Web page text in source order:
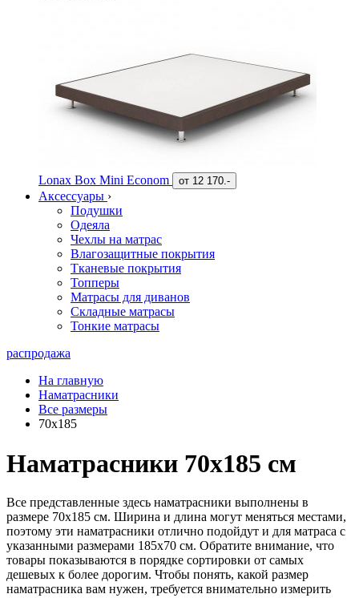
Lonax Box Mini Econom от 12 170.-
Аксессуары ›
Подушки
Одеяла
Чехлы на матрас
Влагозащитные покрытия
Тканевые покрытия
Топперы
Матрасы для диванов
Складные матрасы
Тонкие матрасы
распродажа
На главную
Наматрасники
Все размеры
70x185
Наматрасники 70х185 см
Все представленные здесь наматрасники выполнены в
размере 70х185 см. Ширина и длина могут меняться местами,
поэтому эти наматрасники отлично подойдут и для матраса с
указанными размерами 185х70 см. Обратите внимание, что
товары показываются в порядке сортировки от самых
дешевых к более дорогим. Чтобы понять, какой размер
наматрасника вам нужен, требуется внимательно измерить